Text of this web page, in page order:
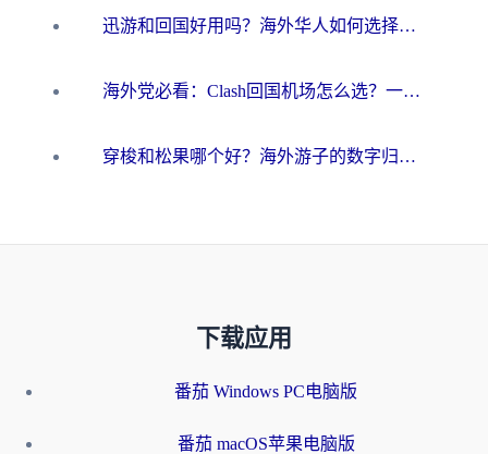
迅游和回国好用吗？海外华人如何选择靠谱的回国加速器
海外党必看：Clash回国机场怎么选？一篇搞定无缝访问国内资源的全攻略
穿梭和松果哪个好？海外游子的数字归乡路，到底该怎么选
下载应用
番茄 Windows PC电脑版
番茄 macOS苹果电脑版